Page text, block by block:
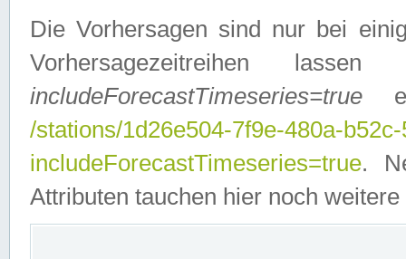
Die Vorhersagen sind nur bei
Vorhersagezeitreihen
includeForecastTimeseries=true
/stations/1d26e504-7f9e-480a-
includeForecastTimeseries=true.
Attributen tauchen hier noch weitere